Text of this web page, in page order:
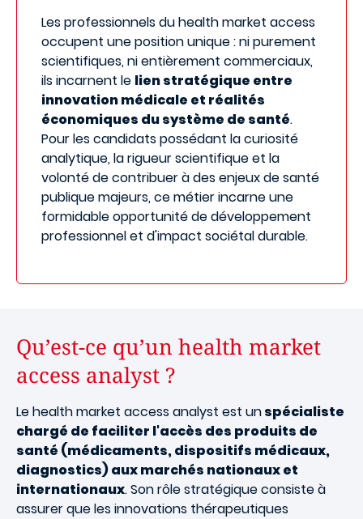
Les professionnels du health market access
occupent une position unique : ni purement
scientifiques, ni entièrement commerciaux,
ils incarnent le lien stratégique entre
innovation médicale et réalités
économiques du système de santé.
Pour les candidats possédant la curiosité
analytique, la rigueur scientifique et la
volonté de contribuer à des enjeux de santé
publique majeurs, ce métier incarne une
formidable opportunité de développement
professionnel et d'impact sociétal durable.
Qu’est-ce qu’un health market
access analyst ?
Le health market access analyst est unspécialiste
chargé de faciliter l'accès des produits de
santé (médicaments, dispositifs médicaux,
diagnostics) aux marchés nationaux et
internationaux. Son rôle stratégique consiste à
assurer que les innovations thérapeutiques